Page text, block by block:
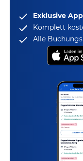
Exklusive
Komplett
Alle